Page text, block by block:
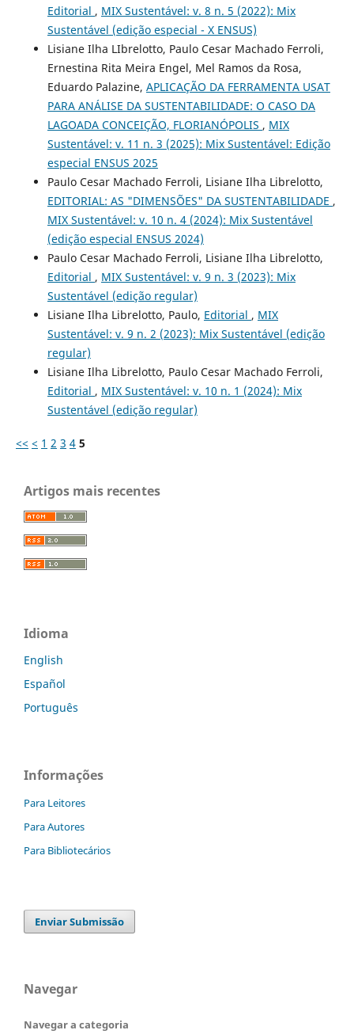
Editorial , MIX Sustentável: v. 8 n. 5 (2022): Mix
Sustentável (edição especial - X ENSUS)
Lisiane Ilha LIbrelotto, Paulo Cesar Machado Ferroli,
Ernestina Rita Meira Engel, Mel Ramos da Rosa,
Eduardo Palazine, APLICAÇÃO DA FERRAMENTA USAT
PARA ANÁLISE DA SUSTENTABILIDADE: O CASO DA
LAGOADA CONCEIÇÃO, FLORIANÓPOLIS , MIX
Sustentável: v. 11 n. 3 (2025): Mix Sustentável: Edição
especial ENSUS 2025
Paulo Cesar Machado Ferroli, Lisiane Ilha Librelotto,
EDITORIAL: AS "DIMENSÕES" DA SUSTENTABILIDADE ,
MIX Sustentável: v. 10 n. 4 (2024): Mix Sustentável
(edição especial ENSUS 2024)
Paulo Cesar Machado Ferroli, Lisiane Ilha Librelotto,
Editorial , MIX Sustentável: v. 9 n. 3 (2023): Mix
Sustentável (edição regular)
Lisiane Ilha Librelotto, Paulo, Editorial , MIX
Sustentável: v. 9 n. 2 (2023): Mix Sustentável (edição
regular)
Lisiane Ilha Librelotto, Paulo Cesar Machado Ferroli,
Editorial , MIX Sustentável: v. 10 n. 1 (2024): Mix
Sustentável (edição regular)
<< < 1 2 3 4 5
Artigos mais recentes
Idioma
English
Español
Português
Informações
Para Leitores
Para Autores
Para Bibliotecários
Enviar Submissão
Navegar
Navegar a categoria